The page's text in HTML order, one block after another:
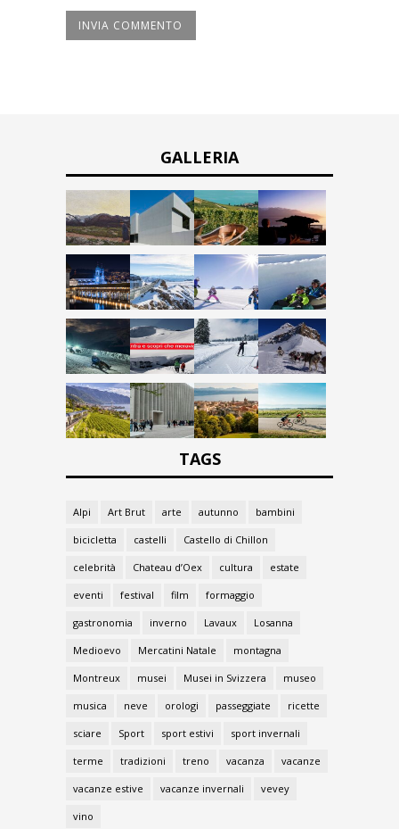
GALLERIA
TAGS
Alpi Art Brut arte autunno bambini
bicicletta castelli Castello di Chillon
celebrità Chateau d’Oex cultura estate
eventi festival film formaggio
gastronomia inverno Lavaux Losanna
Medioevo Mercatini Natale montagna
Montreux musei Musei in Svizzera museo
musica neve orologi passeggiate ricette
sciare Sport sport estivi sport invernali
terme tradizioni treno vacanza vacanze
vacanze estive vacanze invernali vevey
vino